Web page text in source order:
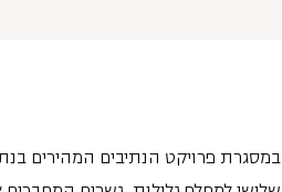
במסגרת פרויקט הנתיבים המהירים